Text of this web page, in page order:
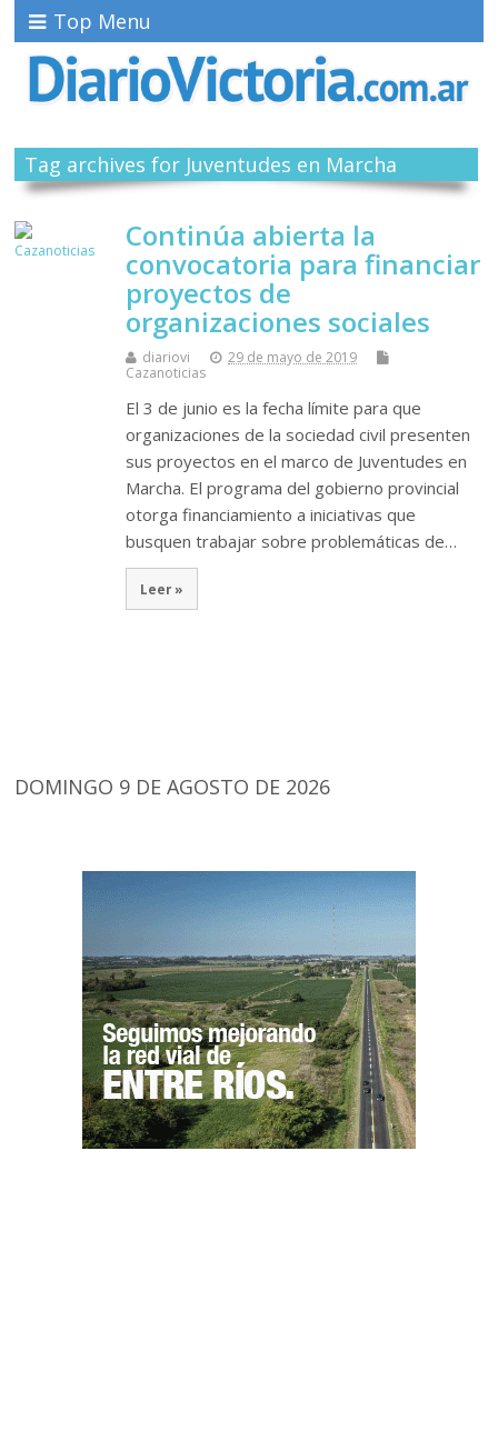
Top Menu
Tag archives for Juventudes en Marcha
Continúa abierta la
convocatoria para financiar
proyectos de
organizaciones sociales
diariovi
29 de mayo de 2019
Cazanoticias
El 3 de junio es la fecha límite para que
organizaciones de la sociedad civil presenten
sus proyectos en el marco de Juventudes en
Marcha. El programa del gobierno provincial
otorga financiamiento a iniciativas que
busquen trabajar sobre problemáticas de…
Leer »
DOMINGO 9 DE AGOSTO DE 2026